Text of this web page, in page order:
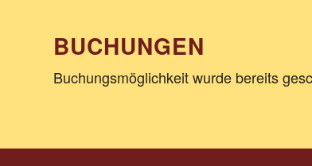
BUCHUNGEN
Buchungsmöglichkeit wurde bereits